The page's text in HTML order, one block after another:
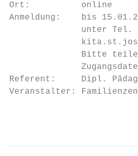
Ort:          online
Anmeldung:    bis
unter Tel.
Bitte
Referent:     Dipl.
Veranstalter: